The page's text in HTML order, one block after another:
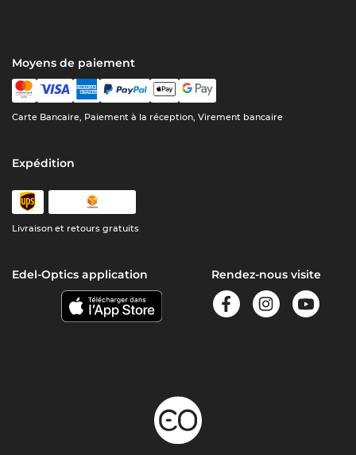
Moyens de paiement
Carte Bancaire, Paiement à la réception, Virement bancaire
Expédition
Livraison et retours gratuits
Edel-Optics application Rendez-nous visite